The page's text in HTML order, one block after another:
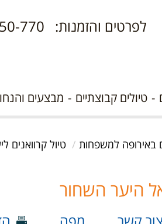
לפרטים והזמנות: 1-800-550-770
טיולים קבוצתיים מבצעים
באירופה למשפחות טיול קרוואנים